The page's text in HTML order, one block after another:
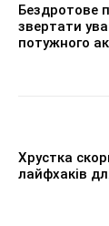
Бездротове
звертати
потужного
Хрустка
лайфхаків